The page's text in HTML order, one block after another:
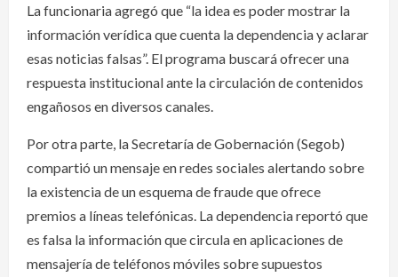
La funcionaria agregó que “la idea es poder mostrar la
información verídica que cuenta la dependencia y aclarar
esas noticias falsas”. El programa buscará ofrecer una
respuesta institucional ante la circulación de contenidos
engañosos en diversos canales.
Por otra parte, la Secretaría de Gobernación (Segob)
compartió un mensaje en redes sociales alertando sobre
la existencia de un esquema de fraude que ofrece
premios a líneas telefónicas. La dependencia reportó que
es falsa la información que circula en aplicaciones de
mensajería de teléfonos móviles sobre supuestos